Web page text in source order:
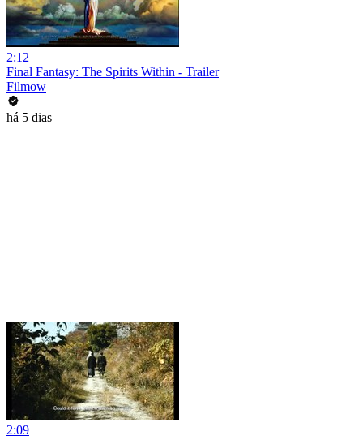
2:12
Final Fantasy: The Spirits Within - Trailer
Filmow
há 5 dias
2:09